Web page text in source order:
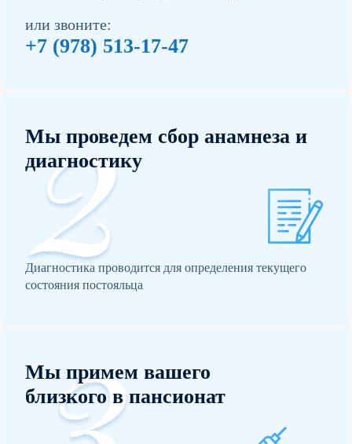
или звоните:
+7 (978) 513-17-47
Мы проведем сбор анамнеза и
диагностику
Диагностика проводится для определения текущего
состояния постояльца
Мы примем вашего
близкого в пансионат